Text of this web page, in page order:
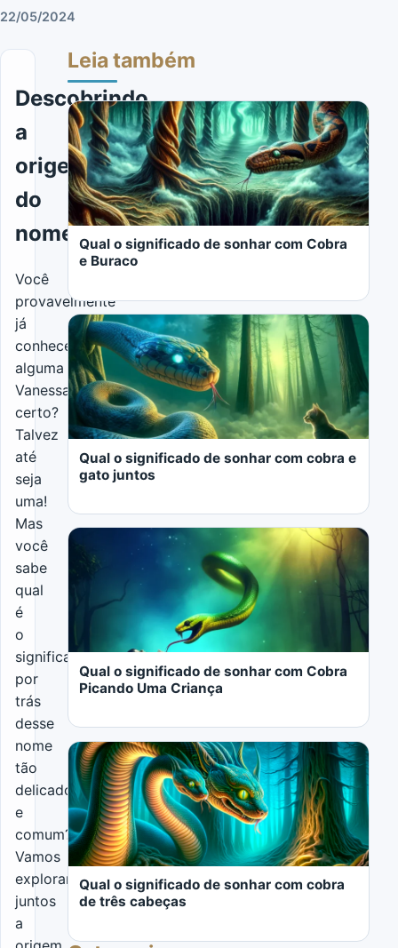
22/05/2024
Descobrindo
a
origem
do
nome
Você
provavelmente
já
conhece
alguma
Vanessa,
certo?
Talvez
até
seja
uma!
Mas
você
sabe
qual
é
o
significado
por
trás
desse
nome
tão
delicado
e
comum?
Vamos
explorar
juntos
a
Leia também
Qual o significado de sonhar com Cobra
e Buraco
LER MAIS
Qual o significado de sonhar com cobra e
gato juntos
Qual o significado de sonhar com Cobra
Picando Uma Criança
LER MAIS
Qual o significado de sonhar com cobra
de três cabeças